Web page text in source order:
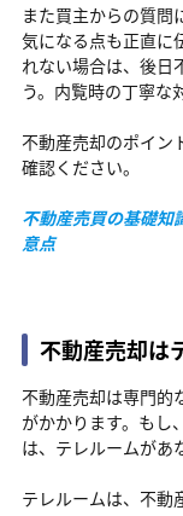
また買主からの質問
気になる点も正直に
れない場合は、後日
う。内覧時の丁寧な
不動産売却のポイン
確認ください。
不動産売買の基礎知
意点
不動産売却は
不動産売却は専門的
がかかります。もし
は、テレルームがあ
テレルームは、不動